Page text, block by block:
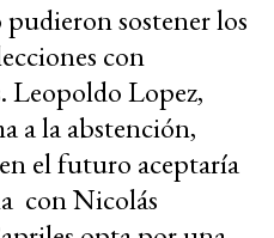
sostener los
con
Leopoldo Lopez,
a la abstención,
el futuro aceptaría
con Nicolás